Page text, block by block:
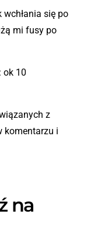
wchłania się po
mi fusy po
ok 10
z
komentarzu i
na